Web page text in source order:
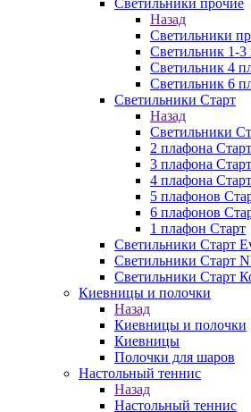
Светильники прочие
Назад
Светильники
Светильник 1-3
Светильник 4
Светильник 6
Светильники Старт
Назад
Светильники
2 плафона Старт
3 плафона Старт
4 плафона Старт
5 плафонов
6 плафонов
1 плафон Старт
Светильники Старт
Светильники Старт
Светильники Старт
Киевницы и полочки
Назад
Киевницы и полочки
Киевницы
Полочки для шаров
Настольный теннис
Назад
Настольный теннис